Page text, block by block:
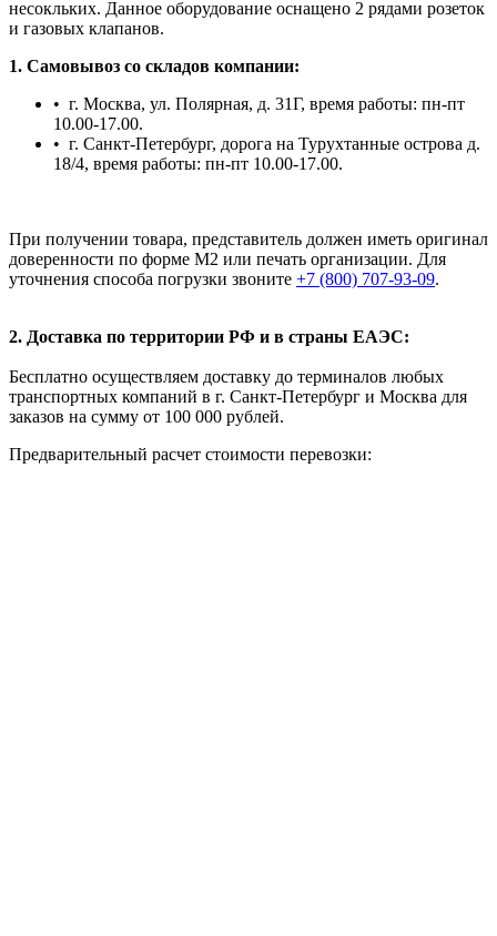
несокльких. Данное оборудование оснащено 2 рядами розеток
и газовых клапанов.
1. Самовывоз со складов компании:
• г. Москва, ул. Полярная, д. 31Г, время работы: пн-пт
10.00-17.00.
• г. Санкт-Петербург, дорога на Турухтанные острова д.
18/4, время работы: пн-пт 10.00-17.00.
При получении товара, представитель должен иметь оригинал
доверенности по форме М2 или печать организации. Для
уточнения способа погрузки звоните +7 (800) 707-93-09.
2. Доставка по территории РФ и в страны ЕАЭС:
Бесплатно осуществляем доставку до терминалов любых
транспортных компаний в г. Санкт-Петербург и Москва для
заказов на сумму от 100 000 рублей.
Предварительный расчет стоимости перевозки: